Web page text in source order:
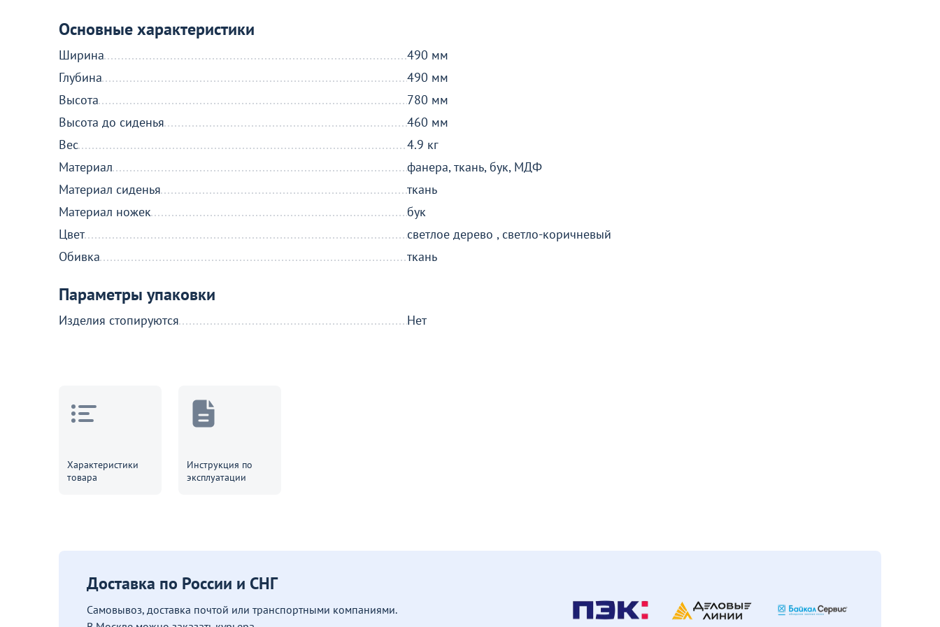
Основные характеристики
Ширина
490 мм
Глубина
490 мм
Высота
780 мм
Высота до сиденья
460 мм
Вес
4.9 кг
Материал
фанера, ткань, бук, МДФ
Материал сиденья
ткань
Материал ножек
бук
Цвет
светлое дерево , светло-коричневый
Обивка
ткань
Параметры упаковки
Изделия стопируются Нет
Характеристики
товара
Инструкция по
эксплуатации
Доставка по России и СНГ
Самовывоз, доставка почтой или транспортными компаниями.